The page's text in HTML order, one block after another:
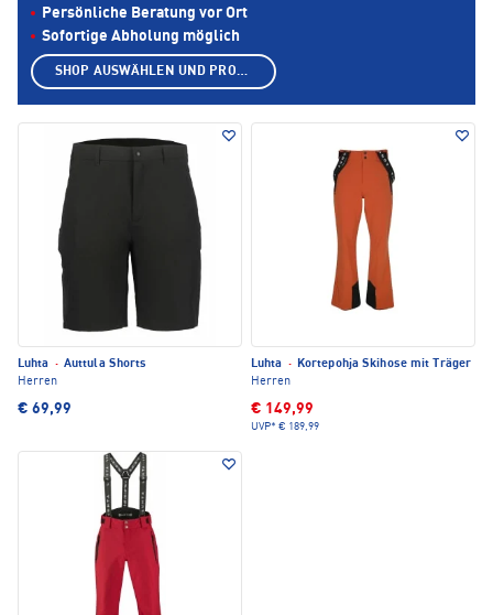
Luhta · Auttula Shorts
Herren
€ 69,99
Luhta · Kortepohja Skihose mit Träger
Herren
€ 149,99
UVP* € 189,99
Persönliche Beratung vor Ort
Sofortige Abholung möglich
SHOP AUSWÄHLEN UND PRODUKTE ANZEIGEN